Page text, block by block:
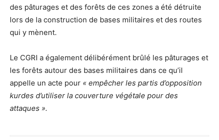
des pâturages et des forêts de ces zones a été détruite
lors de la construction de bases militaires et des routes
qui y mènent.
Le CGRI a également délibérément brûlé les pâturages et
les forêts autour des bases militaires dans ce qu’il
appelle un acte pour « empêcher les partis d’opposition
kurdes d’utiliser la couverture végétale pour des
attaques ».